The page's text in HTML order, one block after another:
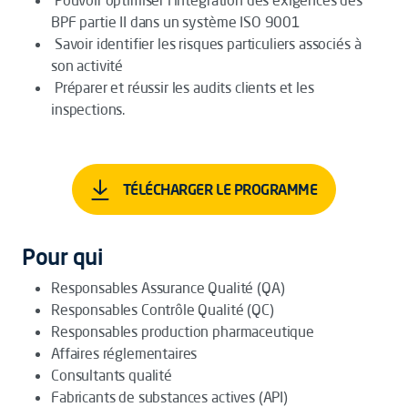
BPF partie II dans un système ISO 9001
Savoir identifier les risques particuliers associés à
son activité
Préparer et réussir les audits clients et les
inspections.
TÉLÉCHARGER LE PROGRAMME
Pour qui
Responsables Assurance Qualité (QA)
Responsables Contrôle Qualité (QC)
Responsables production pharmaceutique
Affaires réglementaires
Consultants qualité
Fabricants de substances actives (API)